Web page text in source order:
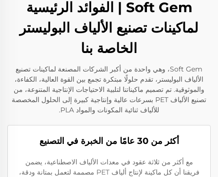
Soft Gem | الفوائد الرئيسية
لماكينات تصنيع الألياف البوليستر
الخاصة بنا
Soft Gem، وهي واحدة من أكبر الشركات المصنعة لماكينات تصنيع
الألياف البوليستر، تقدم حلولًا مبتكرة تجمع بين القوة العالية، الكفاءة،
والموثوقية. تم تصميم ماكيناتنا لتلبية الاحتياجات الإنتاجية المتنوعة، من
تصنيع الألياف PET بسرعات عالية وإنتاجية كبيرة إلى الحلول المخصصة
للألياف ثنائية المكونات والمواد PLA.
أكثر من 30 عامًا من الخبرة في التصنيع
مع أكثر من ثلاثة عقود في معدات الألياف الاصطناعية، يضمن
فريقنا أن كل ماكينة لإنتاج ألياف PET مصممة لتعمل بمتانة ودقة،